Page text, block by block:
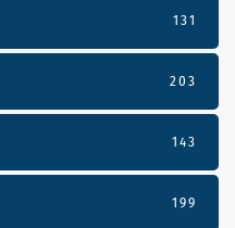
131
203
143
199